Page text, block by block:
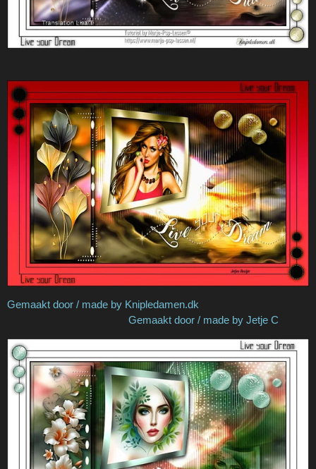
Gemaakt door / made by Knipledamen.dk
Gemaakt door / made by Jetje C